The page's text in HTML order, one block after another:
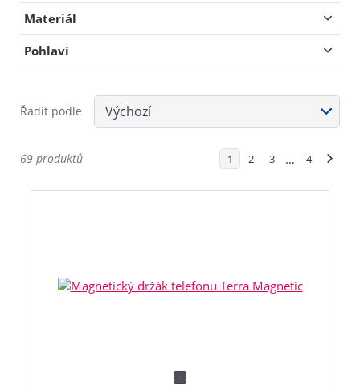
Materiál
Pohlaví
Řadit podle
69 produktů 1 2 3 … 4